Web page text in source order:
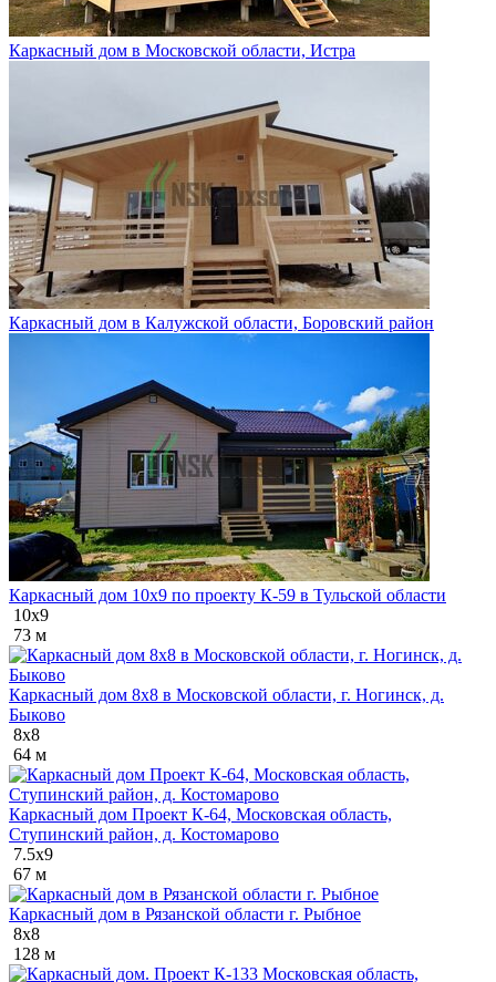
Каркасный дом в Московской области, Истра
Каркасный дом в Калужской области, Боровский район
Каркасный дом 10х9 по проекту К-59 в Тульской области
10х9
73 м
Каркасный дом 8х8 в Московской области, г. Ногинск, д.
Быково
8х8
64 м
Каркасный дом Проект К-64, Московская область,
Ступинский район, д. Костомарово
7.5х9
67 м
Каркасный дом в Рязанской области г. Рыбное
8х8
128 м